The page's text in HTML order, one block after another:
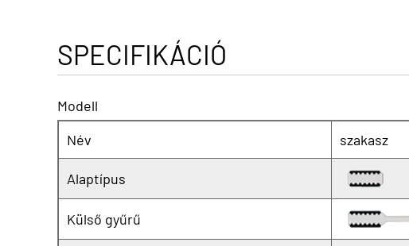
SPECIFIKÁCIÓ
Modell
Név
szakasz
Alaptípus
Külső gyűrű